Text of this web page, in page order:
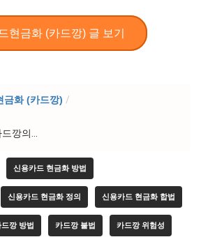
현금화 (카드깡) 글 보기
금화 (카드깡) /
깡의...
신용카드 현금화 방법
신용카드 현금화 정의 신용카드 현금화 합법
깡 방법 카드깡 불법 카드깡 위험성